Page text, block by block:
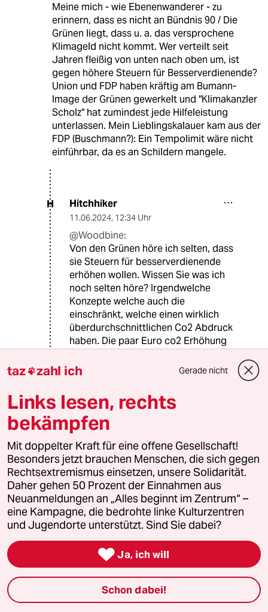
Meine mich - wie Ebenenwanderer - zu
erinnern, dass es nicht an Bündnis 90 / Die
Grünen liegt, dass u. a. das versprochene
Klimageld nicht kommt. Wer verteilt seit
Jahren fleißig von unten nach oben um, ist
gegen höhere Steuern für Besserverdienende?
Union und FDP haben kräftig am Bumann-
Image der Grünen gewerkelt und "Klimakanzler
Scholz" hat zumindest jede Hilfeleistung
unterlassen. Mein Lieblingskalauer kam aus der
FDP (Buschmann?): Ein Tempolimit wäre nicht
einführbar, da es an Schildern mangele.
H Hitchhiker
11.06.2024, 12:34 Uhr
@Woodbine:
Von den Grünen höre ich selten, dass
sie Steuern für besserverdienende
erhöhen wollen. Wissen Sie was ich
noch selten höre? Irgendwelche
Konzepte welche auch die
einschränkt, welche einen wirklich
überdurchschnittlichen Co2 Abdruck
haben. Die paar Euro co2 Erhöhung
wollen diese Gruppe nicht stören.
weiter wird nur von der Mehrheit
verlangt und umso mehr je weniger
jemand hat.
Außerdem hat Herr Habeck gesagt,
dass die Entlastung über die
Energiesteuer eine ähnliche Höhe hat
wie das Klimageld.... Das Problem
auch hier wer mehr verbraucht wird
mehr entlastet. Ich mag Herr habeck,
allerdings wirkt sowas doch recht
undurchdacht.
S sollndas
11:30 Uhr
"...Hab und Gut vieler Menschen vernichtet. Die
taz zahl ich Gerade nicht
Links lesen, rechts
bekämpfen
Mit doppelter Kraft für eine offene Gesellschaft!
Besonders jetzt brauchen Menschen, die sich gegen
Rechtsextremismus einsetzen, unsere Solidarität.
Daher gehen 50 Prozent der Einnahmen aus
Neuanmeldungen an „Alles beginnt im Zentrum“ –
eine Kampagne, die bedrohte linke Kulturzentren
und Jugendorte unterstützt. Sind Sie dabei?
 Ja, ich will
Schon dabei!